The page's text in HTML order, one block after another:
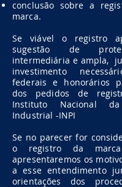
conclusão sobre a
marca.
Se viável o registro
sugestão de
intermediária e ampla,
investimento
federais e honorários
dos pedidos de
Instituto Nacional da
Industrial -INPI
Se no parecer for
o registro da marca
apresentaremos os
a esse entendimento
orientações dos